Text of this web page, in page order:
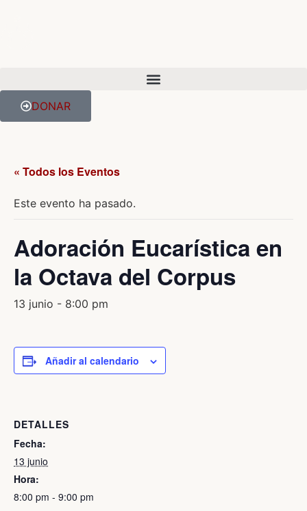
DONAR
« Todos los Eventos
Este evento ha pasado.
Adoración Eucarística en
la Octava del Corpus
13 junio - 8:00 pm
Añadir al calendario
DETALLES
Fecha:
13 junio
Hora:
8:00 pm - 9:00 pm